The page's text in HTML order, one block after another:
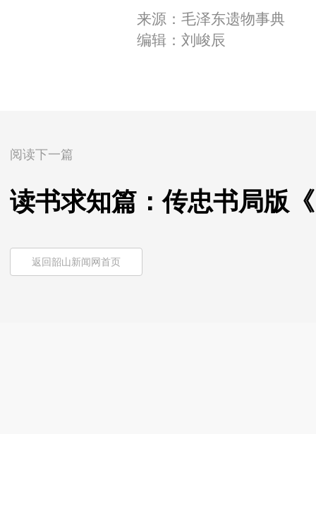
来源：毛泽东遗物事典
编辑：刘峻辰
阅读下一篇
读书求知篇：传忠书局版
返回韶山新闻网首页